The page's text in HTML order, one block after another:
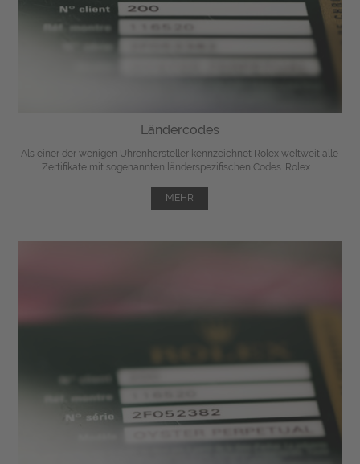
Ländercodes
Als einer der wenigen Uhrenhersteller kennzeichnet Rolex weltweit alle
Zertifikate mit sogenannten länderspezifischen Codes. Rolex ...
MEHR